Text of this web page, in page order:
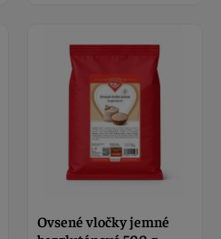
Ovsené vločky jemné